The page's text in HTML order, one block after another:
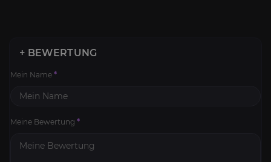
+ BEWERTUNG
Mein Name *
Meine Bewertung *